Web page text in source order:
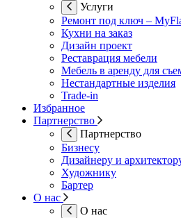
Услуги
Ремонт под ключ –
Кухни на заказ
Дизайн проект
Реставрация мебели
Мебель в аренду для
Нестандартные изделия
Trade-in
Избранное
Партнерство
Партнерство
Бизнесу
Дизайнеру и
Художнику
Бартер
О нас
О нас